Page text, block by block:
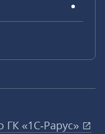
«1С‑Рарус»